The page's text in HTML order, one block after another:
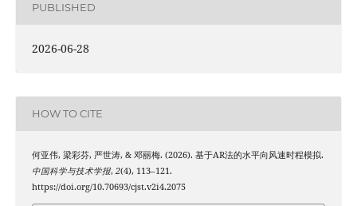
PUBLISHED
2026-06-28
HOW TO CITE
何亚伟, 梁彩芬, 严世涛, & 邓丽梅. (2026). 基于AR法的水平向风速时程模拟.
中国科学与技术学报, 2(4), 113–121.
https://doi.org/10.70693/cjst.v2i4.2075